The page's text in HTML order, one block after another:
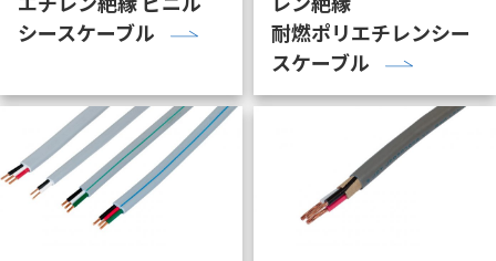
シースケーブル
耐燃ポリエチレンシー
スケーブル